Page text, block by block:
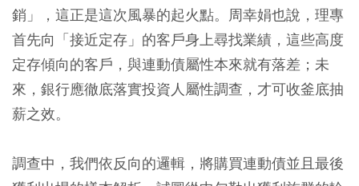
銷」，這正是這次風暴的起火點。周幸娟也說，理專
首先向「接近定存」的客戶身上尋找業績，這些高度
定存傾向的客戶，與連動債屬性本來就有落差；未
來，銀行應徹底落實投資人屬性調查，才可收釜底抽
薪之效。
調查中，我們依反向的邏輯，將購買連動債並且最後